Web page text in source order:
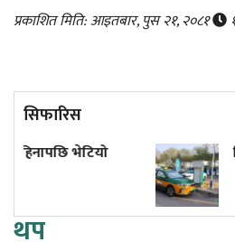
प्रकाशित मिति: आइतबार, पुस २१, २०८१
सिफारिस
बिजुली प्रयोगमा
थप